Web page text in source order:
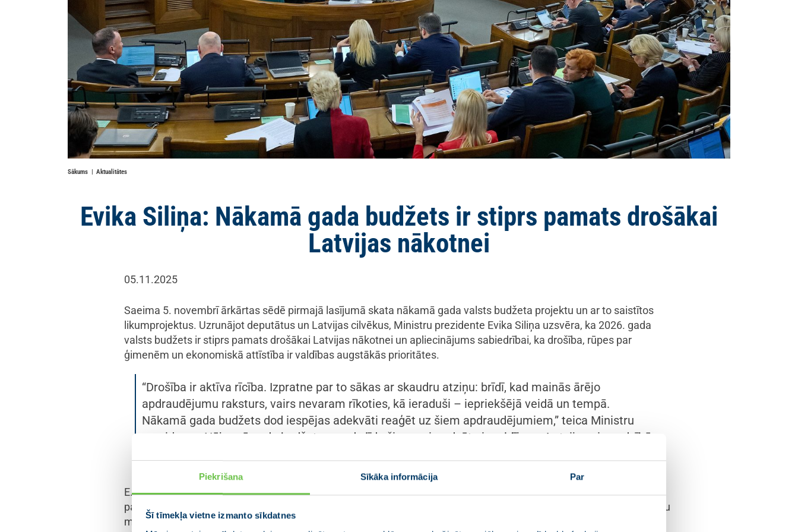
Piekrišana Sīkāka informācija Par
Šī tīmekļa vietne izmanto sīkdatnes
Sākums Aktualitātes
Evika Siliņa: Nākamā gada budžets ir stiprs pamats drošākai
Latvijas nākotnei
05.11.2025
Saeima 5. novembrī ārkārtas sēdē pirmajā lasījumā skata nākamā gada valsts budžeta projektu un ar to saistītos
likumprojektus. Uzrunājot deputātus un Latvijas cilvēkus, Ministru prezidente Evika Siliņa uzsvēra, ka 2026. gada
valsts budžets ir stiprs pamats drošākai Latvijas nākotnei un apliecinājums sabiedrībai, ka drošība, rūpes par
ģimenēm un ekonomiskā attīstība ir valdības augstākās prioritātes.
“Drošība ir aktīva rīcība. Izpratne par to sākas ar skaudru atziņu: brīdī, kad mainās ārējo
apdraudējumu raksturs, vairs nevaram rīkoties, kā ieraduši – iepriekšējā veidā un tempā.
Nākamā gada budžets dod iespējas adekvāti reaģēt uz šiem apdraudējumiem,” teica Ministru
prezidente. Nākamā gada budžets paredz līdz šim nepieredzētu ieguldījumu Latvijas aizsardzībā
E. Siliņa norādīja, ka ieguldījumi valsts drošībā un aizsardzībā ir skaidrs signāls sabiedrotajiem un Latvijas cilvēkiem
par stingru apņēmību sargāt valsti un tās robežas. “Drošība nav tikai spēcīgi bruņotie spēki – tā ir pārliecība, ka mūsu
mājas un cilvēki ir aizsargāti,” teica Ministru prezidente, piebilstot, ka valsts ieguldījumi sniegs drošības sajūtu arī